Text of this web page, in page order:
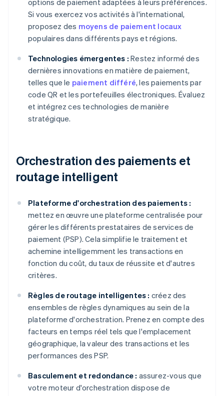
options de paiement adaptées à leurs préférences.
Si vous exercez vos activités à l'international,
proposez des moyens de paiement locaux
populaires dans différents pays et régions.
Technologies émergentes : Restez informé des
dernières innovations en matière de paiement,
telles que le paiement différé, les paiements par
code QR et les portefeuilles électroniques. Évaluez
et intégrez ces technologies de manière
stratégique.
Orchestration des paiements et
routage intelligent
Plateforme d'orchestration des paiements :
mettez en œuvre une plateforme centralisée pour
gérer les différents prestataires de services de
paiement (PSP). Cela simplifie le traitement et
achemine intelligemment les transactions en
fonction du coût, du taux de réussite et d'autres
critères.
Règles de routage intelligentes : créez des
ensembles de règles dynamiques au sein de la
plateforme d'orchestration. Prenez en compte des
facteurs en temps réel tels que l'emplacement
géographique, la valeur des transactions et les
performances des PSP.
Basculement et redondance : assurez-vous que
votre moteur d'orchestration dispose de